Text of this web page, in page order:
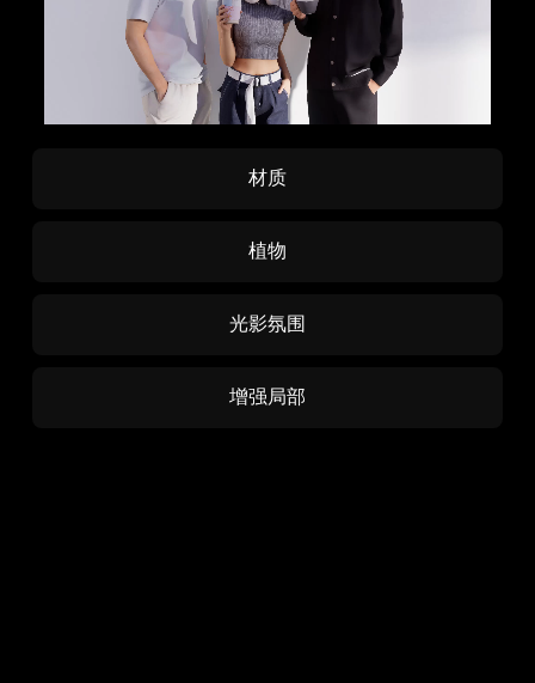
材质
植物
光影氛围
增强局部